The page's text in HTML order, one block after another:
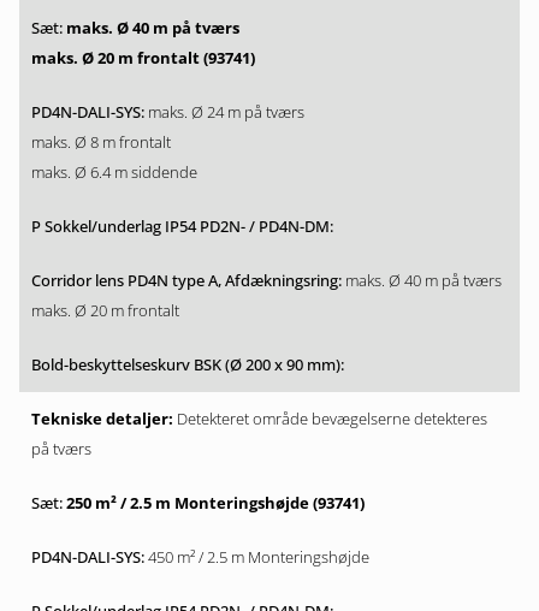
maks. Ø 40 m på tværs
maks. Ø 20 m frontalt (93741)
maks. Ø 24 m på tværs
maks. Ø 8 m frontalt
maks. Ø 6.4 m siddende
maks. Ø 40 m på tværs
maks. Ø 20 m frontalt
Detekteret område bevægelserne detekteres
på tværs
250 m² / 2.5 m Monteringshøjde (93741)
450 m² / 2.5 m Monteringshøjde